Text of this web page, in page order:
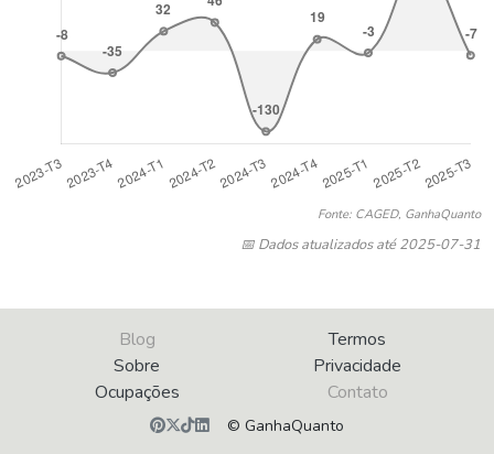
Fonte: CAGED, GanhaQuanto
📅 Dados atualizados até 2025-07-31
© GanhaQuanto
Blog
Sobre
Ocupações
Termos
Privacidade
Contato